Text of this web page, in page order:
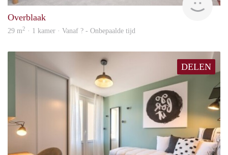
Overblaak
29 m2 · 1 kamer · Vanaf ? - Onbepaalde tijd
DELEN